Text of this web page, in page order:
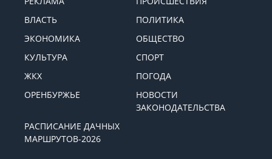
ВЛАСТЬ
ПОЛИТИКА
ЭКОНОМИКА
ОБЩЕСТВО
КУЛЬТУРА
СПОРТ
ЖКХ
ПОГОДА
ОРЕНБУРЖЬЕ
НОВОСТИ
ЗАКОНОДАТЕЛЬСТВА
РАСПИСАНИЕ ДАЧНЫХ
МАРШРУТОВ-2026